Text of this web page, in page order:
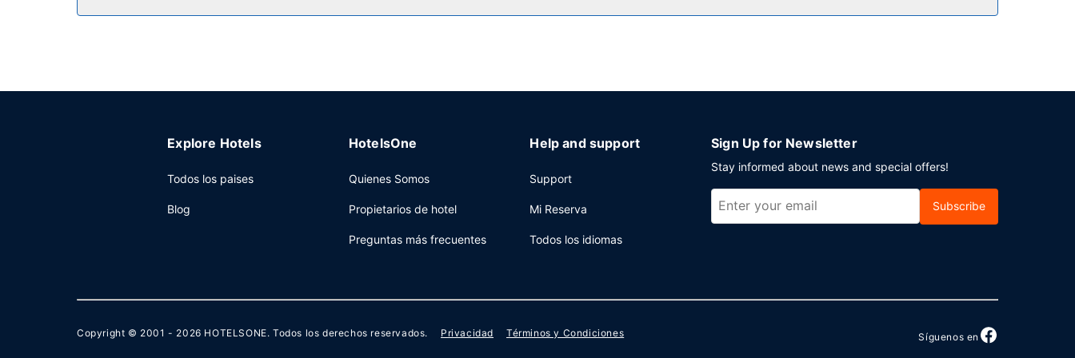
Explore Hotels
Todos los paises
Blog
HotelsOne
Quienes Somos
Propietarios de hotel
Preguntas más frecuentes
Help and support
Support
Mi Reserva
Todos los idiomas
Sign Up for Newsletter
Stay informed about news and special offers!
Subscribe
Copyright © 2001 - 2026 HOTELSONE. Todos los derechos reservados. Privacidad Términos y Condiciones Síguenos en